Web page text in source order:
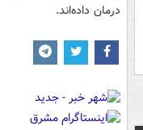
درمان داده‌اند.